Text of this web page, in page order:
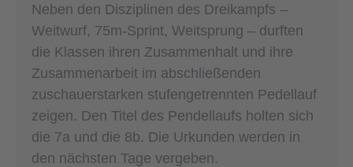
Neben den Disziplinen des Dreikampfs –
Weitwurf, 75m-Sprint, Weitsprung – durften
die Klassen ihren Zusammenhalt und ihre
Zusammenarbeit im abschließenden
zuschauerstarken stufengetrennten Pedellauf
zeigen. Den Titel des Pendellaufs holten sich
die 7a und die 8b. Die Urkunden werden in
den nächsten Tage vergeben.